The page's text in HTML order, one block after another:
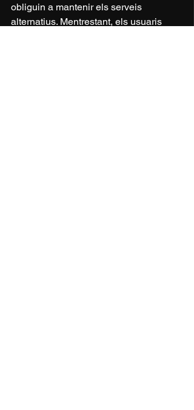
obliguin a mantenir els serveis
alternatius. Mentrestant, els usuaris